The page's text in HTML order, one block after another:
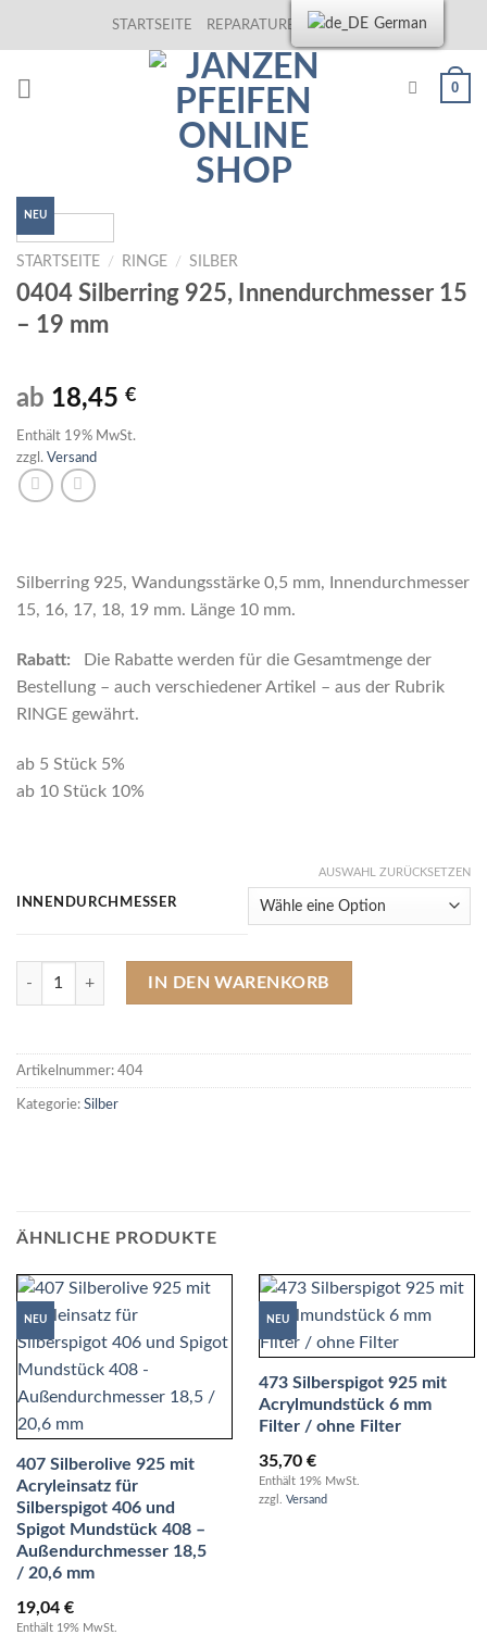
STARTSEITE REPARATUREN KONTAKT
0
NEU
STARTSEITE / RINGE / SILBER
0404 Silberring 925, Innendurchmesser 15
– 19 mm
ab 18,45 €
Enthält 19% MwSt.
zzgl. Versand
Silberring 925, Wandungsstärke 0,5 mm, Innendurchmesser
15, 16, 17, 18, 19 mm. Länge 10 mm.
Rabatt:
Die Rabatte werden für die Gesamtmenge der
Bestellung – auch verschiedener Artikel – aus der Rubrik
RINGE gewährt.
ab 5 Stück 5%
ab 10 Stück 10%
INNENDURCHMESSER
AUSWAHL ZURÜCKSETZEN
0404 Silberring 925, Innendurchmesser 15 - 19 mm Menge
IN DEN WARENKORB
Artikelnummer: 404
Kategorie: Silber
ÄHNLICHE PRODUKTE
NEU
407 Silberolive 925 mit
Acryleinsatz für
Silberspigot 406 und
Spigot Mundstück 408 –
Außendurchmesser 18,5
/ 20,6 mm
19,04 €
Enthält 19% MwSt.
NEU
473 Silberspigot 925 mit
Acrylmundstück 6 mm
Filter / ohne Filter
35,70 €
Enthält 19% MwSt.
zzgl. Versand
German